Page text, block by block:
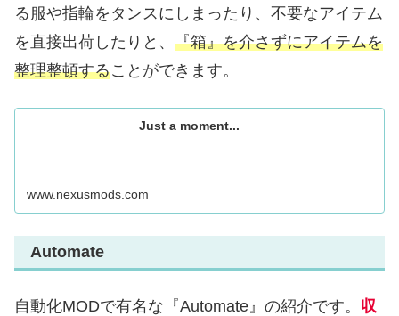
る服や指輪をタンスにしまったり、不要なアイテム
を直接出荷したりと、 『箱』を介さずにアイテムを
整理整頓することができます。
Just a moment...
www.nexusmods.com
Automate
自動化MODで有名な『Automate』の紹介です。 収